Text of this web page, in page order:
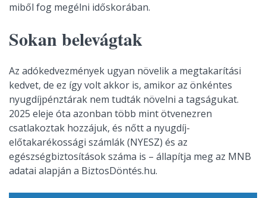
miből fog megélni időskorában.
Sokan belevágtak
Az adókedvezmények ugyan növelik a megtakarítási
kedvet, de ez így volt akkor is, amikor az önkéntes
nyugdíjpénztárak nem tudták növelni a tagságukat.
2025 eleje óta azonban több mint ötvenezren
csatlakoztak hozzájuk, és nőtt a nyugdíj-
előtakarékossági számlák (NYESZ) és az
egészségbiztosítások száma is – állapítja meg az MNB
adatai alapján a BiztosDöntés.hu.